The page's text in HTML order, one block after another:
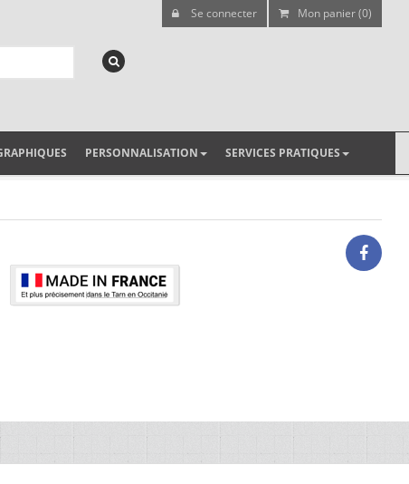
Se connecter Mon panier (0)
PERSONNALISATION SERVICES PRATIQUES